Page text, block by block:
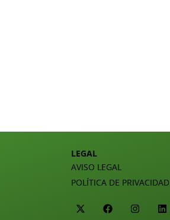
LEGAL
AVISO LEGAL
POLÍTICA DE PRIVACIDAD